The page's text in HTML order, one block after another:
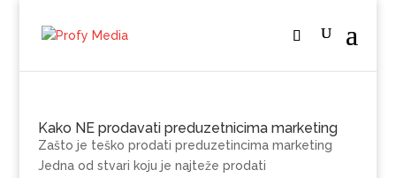
Kako NE prodavati preduzetnicima marketing
Zašto je teško prodati preduzetincima marketing
Jedna od stvari koju je najteže prodati